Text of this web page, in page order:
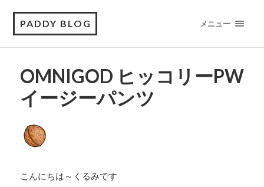
PADDY BLOG メニュー
OMNIGOD ヒッコリーPW
イージーパンツ
こんにちは～くるみです